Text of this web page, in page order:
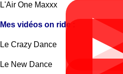
L'Air One Maxxx
Mes vidéos on ride :
Le Crazy Dance
Le New Dance